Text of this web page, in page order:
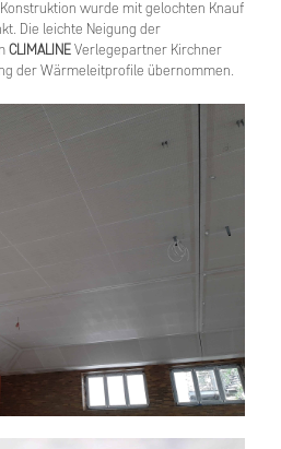
wurde mit gelochten Knauf
Die leichte Neigung der
CLIMALINE Verlegepartner Kirchner
der Wärmeleitprofile übernommen.